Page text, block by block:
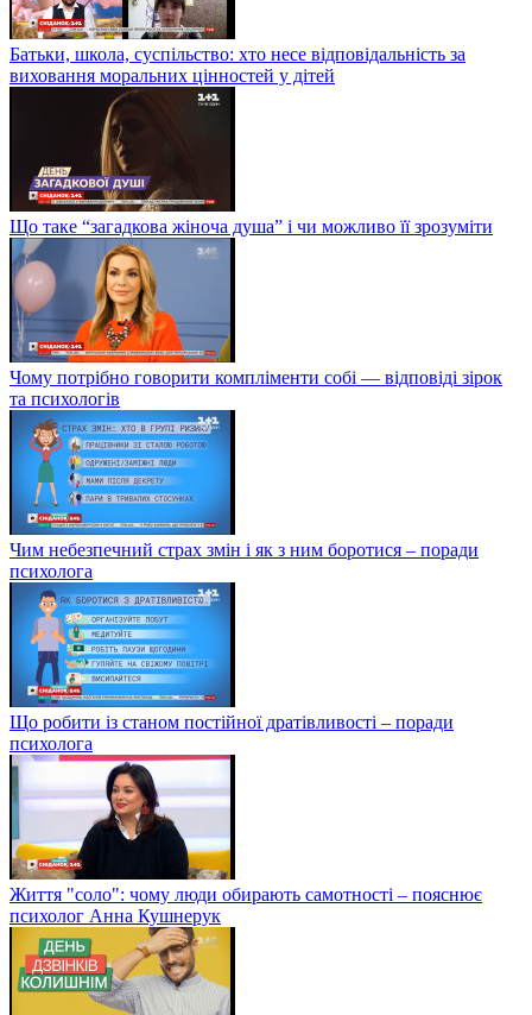
Батьки, школа, суспільство: хто несе відповідальність за
виховання моральних цінностей у дітей
Що таке “загадкова жіноча душа” і чи можливо її зрозуміти
Чому потрібно говорити компліменти собі — відповіді зірок
та психологів
Чим небезпечний страх змін і як з ним боротися – поради
психолога
Що робити із станом постійної дратівливості – поради
психолога
Життя "соло": чому люди обирають самотності – пояснює
психолог Анна Кушнерук